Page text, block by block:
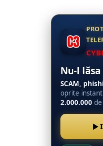
Nu-l
SCAM,
oprite
2.000.000